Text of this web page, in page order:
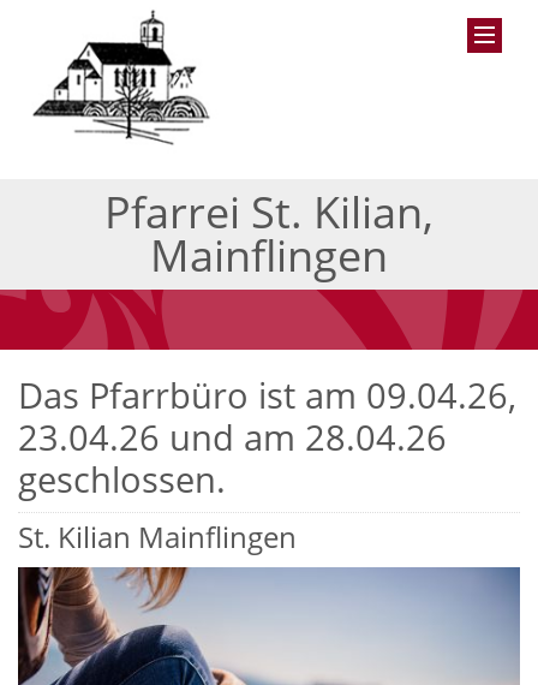
Pfarrei St. Kilian,
Mainflingen
Das Pfarrbüro ist am 09.04.26,
23.04.26 und am 28.04.26
geschlossen.
St. Kilian Mainflingen